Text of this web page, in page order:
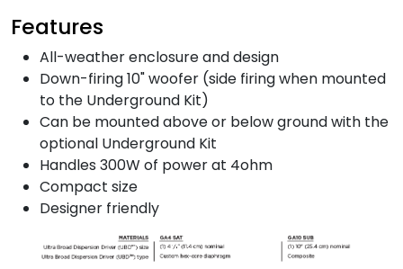
Features
All-weather enclosure and design
Down-firing 10" woofer (side firing when mounted
to the Underground Kit)
Can be mounted above or below ground with the
optional Underground Kit
Handles 300W of power at 4ohm
Compact size
Designer friendly